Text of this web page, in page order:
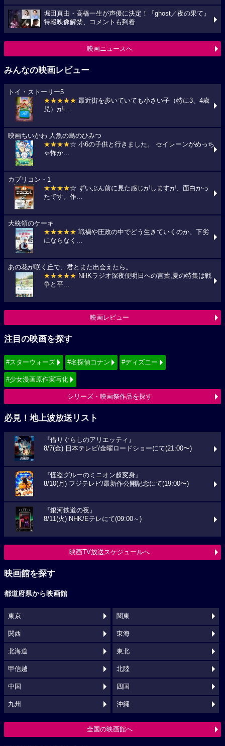
堀田真由・高橋一生が声優に決定！『ghost／夜の果て』
特報映像解禁、コメントも到着
映画ニュースへ
みんなの映画レビュー
トイ・ストーリー5
★★★★★ 最近街を歩いていても小さい子（特に3、4歳
児）がi...
映画ちいかわ 人魚の島のひみつ
★★★★☆ 小6の子供と行きました。 セイレーンがめっち
ゃ怖か...
カプリコン・1
★★★★☆ ずいぶん前に見た感じがしますが、面白かっ
たです。作...
大統領のケーキ
★★★★★ 戦禍や圧政の中でどう生きていくのか、下劣
にならなく...
あの花が咲く丘で、君とまた出会えたら。
★★★★★ NHKラジオ深夜便明日への言葉,夏の特集は戦
争と平...
映画レビュー
注目の映画を探す
#スターウォーズ #名探偵コナン #ディズニー
#少女漫画原作実写化
シリーズ・映画祭作品を探す
必見！地上波放送リスト
『借りぐらしのアリエッティ』
8/7(金) 日本テレビ/金曜ロードショーにて(21:00〜)
『怪盗グルーのミニオン超変身』
8/10(月) フジテレビ/最新作公開記念にて(19:00〜)
『銀河鉄道の夜』
8/11(火) NHK/Eテレにて(09:00～)
映画TV放送スケジュールへ
映画館を探す
都道府県から映画館
東京 関東
関西 東海
北海道 東北
甲信越 北陸
中国 四国
九州 沖縄
全国の映画館へ